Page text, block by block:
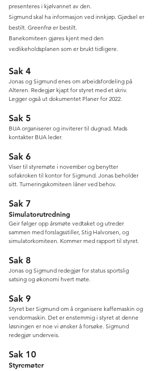
presenteres i kjølvannet av den.
Sigmund skal ha informasjon ved innkjøp. Gjødsel er
bestilt. Greenfrø er bestilt.
Banekomiteen gjøres kjent med den
vedlikeholdsplanen som er brukt tidligere.
Sak 4
Jonas og Sigmund enes om arbeidsfordeling på
Alteren. Redegjør kjapt for styret med et skriv.
Legger også ut dokumentet Planer for 2022.
Sak 5
BUA organiserer og inviterer til dugnad. Mads
kontakter BUA leder.
Sak 6
Viser til styremøte i november og benytter
sofakroken til kontor for Sigmund. Jonas beholder
sitt. Turneringskomiteen låner ved behov.
Sak 7
Simulatorutredning
Geir følger opp årsmøte vedtaket og utreder
sammen med forslagsstiller, Stig Halvorsen, og
simulatorkomiteen. Kommer med rapport til styret.
Sak 8
Jonas og Sigmund redegjør for status sportslig
satsing og økonomi hvert møte.
Sak 9
Styret ber Sigmund om å organisere kaffemaskin og
vendormaskin. Det er enstemmig i styret at denne
løsningen er noe vi ønsker å forsøke. Sigmund
redegjør underveis.
Sak 10
Styremøter